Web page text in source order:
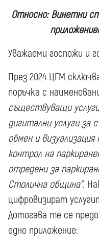
Относно: Винетни
Уважаеми госпожи и
През 2024 ЦГМ
поръчка с
съществуващи
дигитални услуги за
обмен и
контрол на
отредени за
Столична община”.
цифровизират
Дотогава те се
едно приложение: